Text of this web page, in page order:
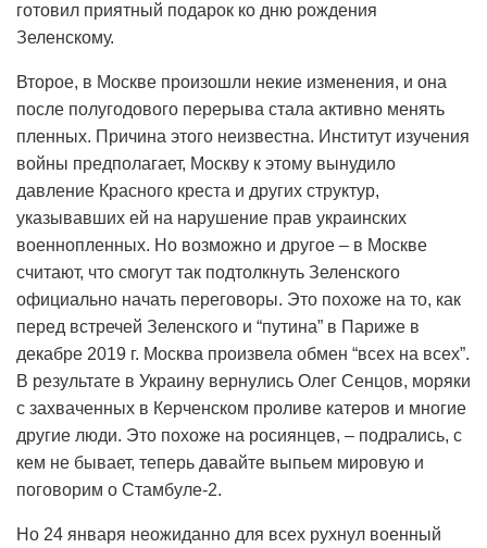
готовил приятный подарок ко дню рождения
Зеленскому.
Второе, в Москве произошли некие изменения, и она
после полугодового перерыва стала активно менять
пленных. Причина этого неизвестна. Институт изучения
войны предполагает, Москву к этому вынудило
давление Красного креста и других структур,
указывавших ей на нарушение прав украинских
военнопленных. Но возможно и другое – в Москве
считают, что смогут так подтолкнуть Зеленского
официально начать переговоры. Это похоже на то, как
перед встречей Зеленского и “путина” в Париже в
декабре 2019 г. Москва произвела обмен “всех на всех”.
В результате в Украину вернулись Олег Сенцов, моряки
с захваченных в Керченском проливе катеров и многие
другие люди. Это похоже на росиянцев, – подрались, с
кем не бывает, теперь давайте выпьем мировую и
поговорим о Стамбуле-2.
Но 24 января неожиданно для всех рухнул военный